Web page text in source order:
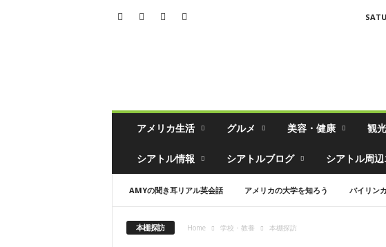
イ
アメリカ生活 グルメ 美容・健康 観
シアトル情報 シアトルブログ シアトル周
AMYの聞き耳リアル英会話 アメリカの大学を知ろう バイリン
本棚探訪 Home 学校・教養 本棚探訪